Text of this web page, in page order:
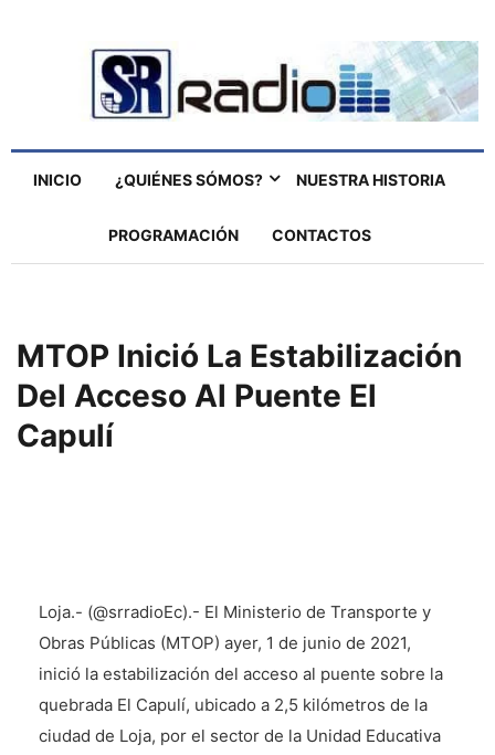
INICIO ¿QUIÉNES SÓMOS? NUESTRA HISTORIA
PROGRAMACIÓN CONTACTOS
MTOP Inició La Estabilización
Del Acceso Al Puente El
Capulí
Loja.- (@srradioEc).- El Ministerio de Transporte y
Obras Públicas (MTOP) ayer, 1 de junio de 2021,
inició la estabilización del acceso al puente sobre la
quebrada El Capulí, ubicado a 2,5 kilómetros de la
ciudad de Loja, por el sector de la Unidad Educativa